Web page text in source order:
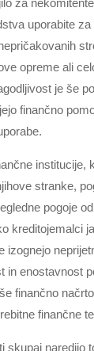
za
uporabite
opreme ali
je še
finančno
institucije,
stranke,
pogoje
kreditojemalci
izognejo
in enostavnost
finančno
finančne
skupaj naredijo